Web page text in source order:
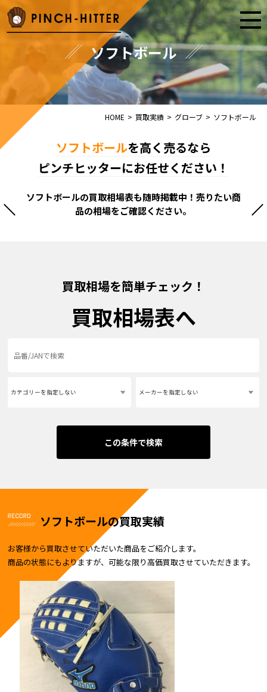
ソフトボール
HOME > 買取実績 > グローブ > ソフトボール
ソフトボールを高く売るなら
ピンチヒッターにお任せください！
ソフトボールの買取相場表も随時掲載中！売りたい商
品の相場をご確認ください。
買取相場を簡単チェック！
買取相場表へ
この条件で検索
ソフトボールの買取実績
お客様から買取させていただいた商品をご紹介します。
商品の状態にもよりますが、可能な限り高価買取させていただきます。